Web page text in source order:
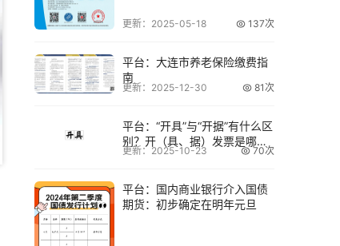
更新：2025-05-18 137次
平台：大连市养老保险缴费指
南
更新：2025-12-30 81次
平台：“开具”与“开据”有什么区
别？开（具、据）发票是哪个
（具、据
更新：2025-10-23 70次
平台：国内商业银行介入国债
期货：初步确定在明年元旦